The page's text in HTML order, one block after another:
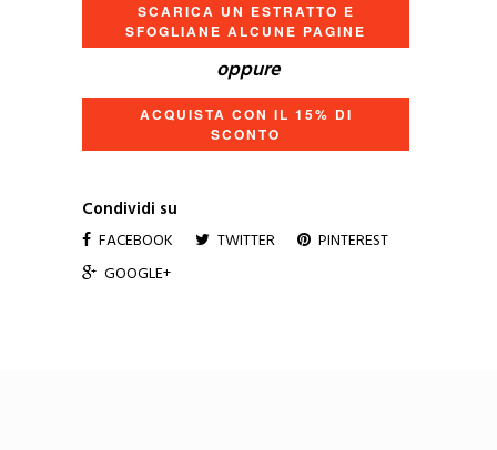
SCARICA UN ESTRATTO E
SFOGLIANE ALCUNE PAGINE
oppure
ACQUISTA CON IL 15% DI
SCONTO
Condividi su
FACEBOOK TWITTER
PINTEREST
GOOGLE+